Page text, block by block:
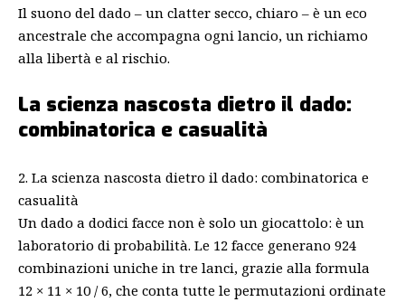
Il suono del dado – un clatter secco, chiaro – è un eco
ancestrale che accompagna ogni lancio, un richiamo
alla libertà e al rischio.
La scienza nascosta dietro il dado:
combinatorica e casualità
2. La scienza nascosta dietro il dado: combinatorica e
casualità
Un dado a dodici facce non è solo un giocattolo: è un
laboratorio di probabilità. Le 12 facce generano 924
combinazioni uniche in tre lanci, grazie alla formula
12 × 11 × 10 / 6, che conta tutte le permutazioni ordinate